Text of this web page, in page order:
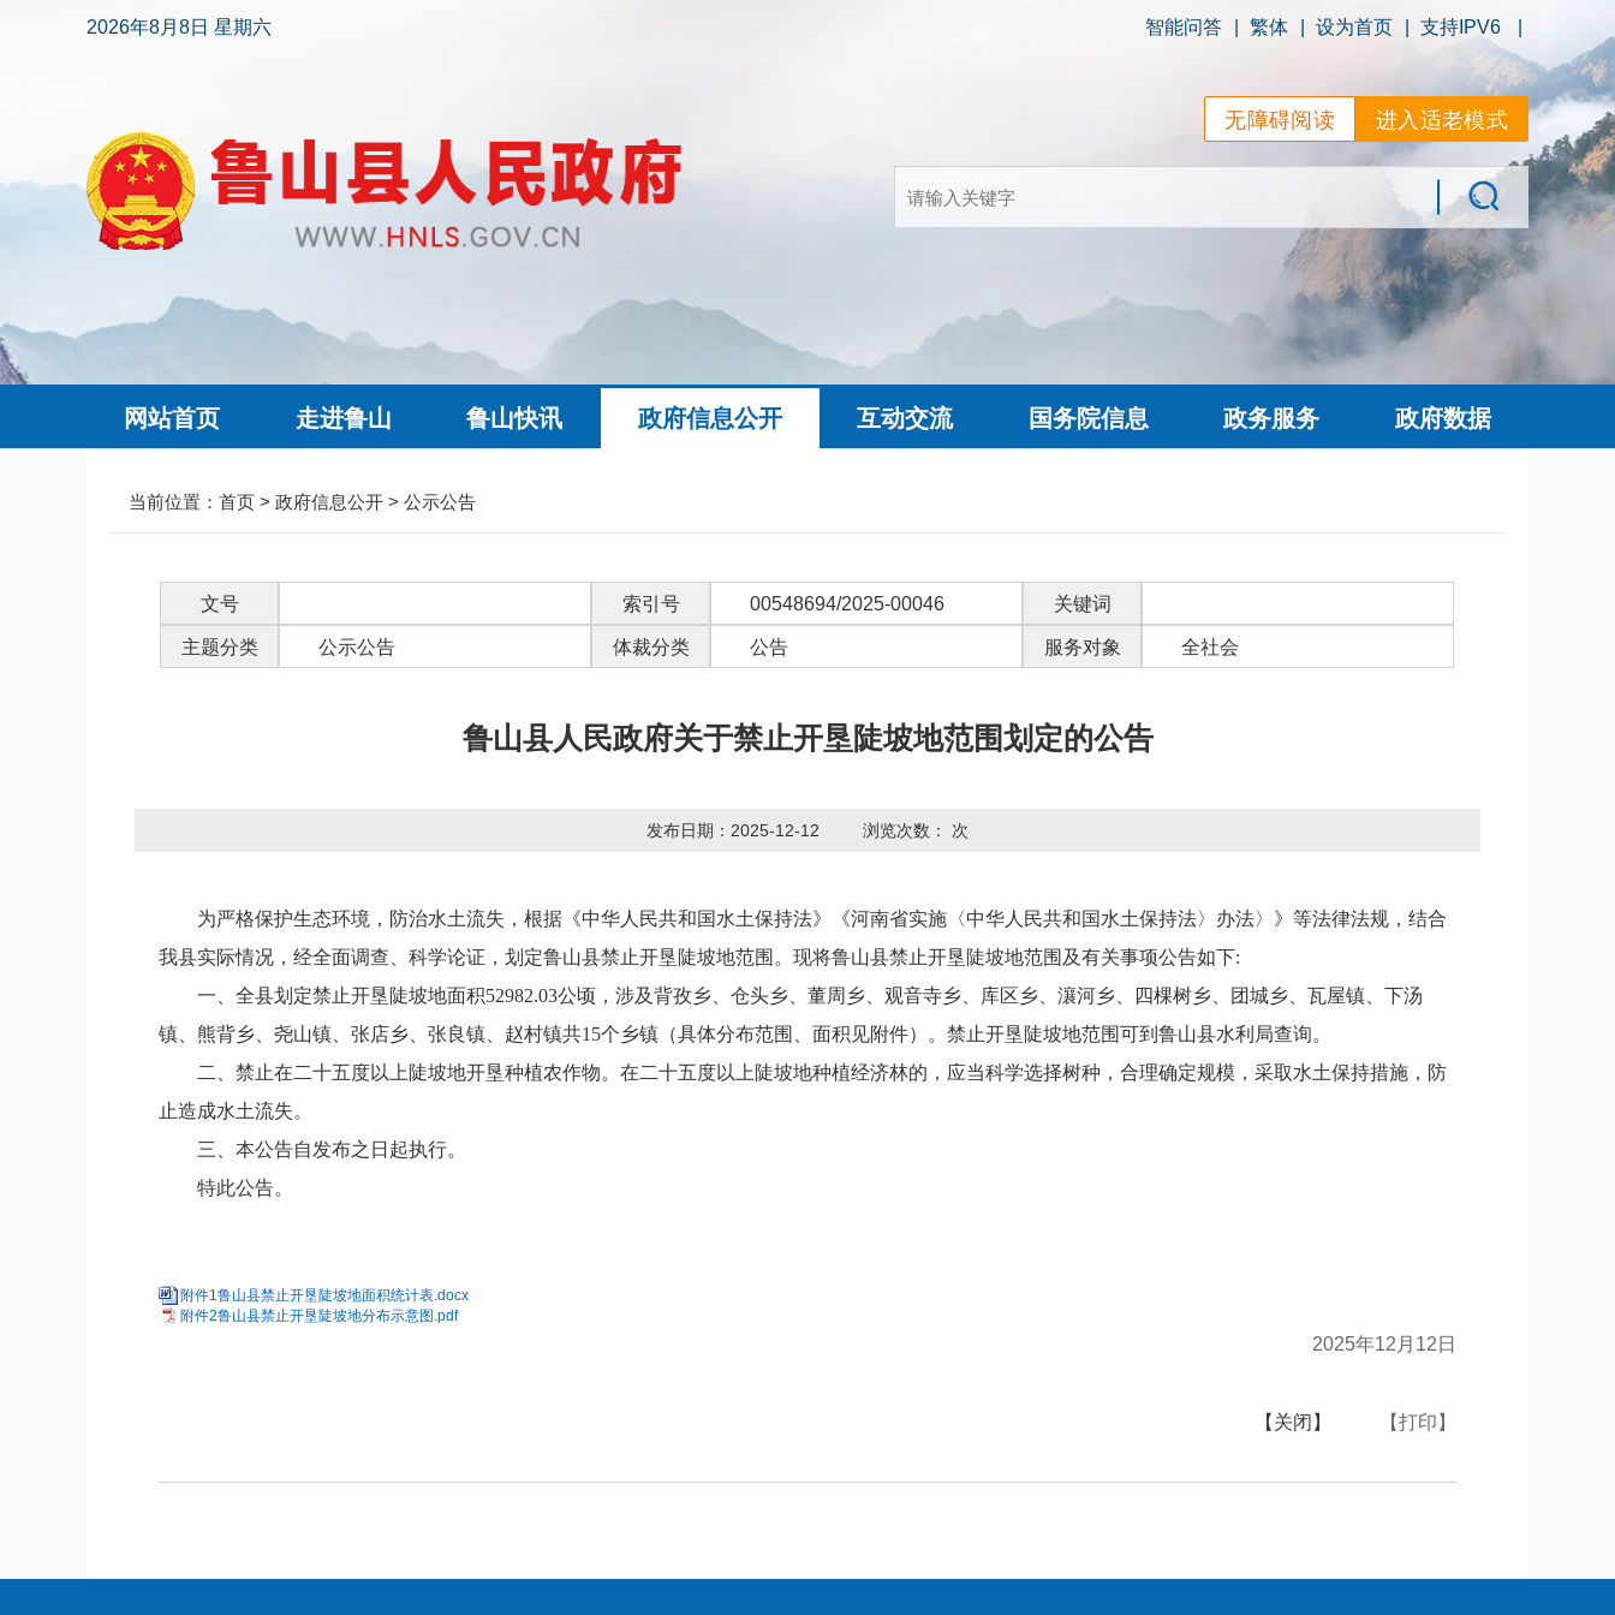
2026年8月8日 星期六 智能问答 繁体 设为首页 支持IPV6
进入适老模式
无障碍阅读
网站首页 走进鲁山 鲁山快讯 政府信息公开 互动交流 国务院信息 政务服务 政府数据
当前位置： 首页 > 政府信息公开 > 公示公告
文号 索引号 00548694/2025-00046 关键词
主题分类 公示公告 体裁分类 公告 服务对象 全社会
鲁山县人民政府关于禁止开垦陡坡地范围划定的公告
发布日期：2025-12-12 浏览次数： 次
为严格保护生态环境，防治水土流失，根据《中华人民共和国水土保持法》《河南省实施〈中华人民共和国水土保持法〉办法〉 》等法律法规，结合
我县实际情况，经全面调查、科学论证， 划定鲁山县禁止开垦陡坡地范围。现将鲁山县禁止开垦陡坡地范围及有关事项公告如下:
一、 全县划定禁止开垦陡坡地面积52982.03公顷，涉及背孜乡、仓头乡、董周乡、观音寺乡、库区乡、瀼河乡、四棵树乡、团城乡、瓦屋镇 、下汤
镇、熊背乡、 尧山镇、张店乡、张良镇、赵村镇共15个乡镇（具体分布范围、面积见附件）。禁止开垦陡坡地范围可到 鲁山县水利局查询。
二、 禁止在二十五度以上陡坡地开垦种植农作物。在二十五度以上陡坡地种植经济林的，应当科学选择树种，合理确定规模，采取水土保持措施，防
止造成水土流失。
三、 本公告自发布之日起执行。
特此公告。
附件1鲁山县禁止开垦陡坡地面积统计表.docx
附件2鲁山县禁止开垦陡坡地分布示意图.pdf
2025年12月12日
【打印】
【关闭】